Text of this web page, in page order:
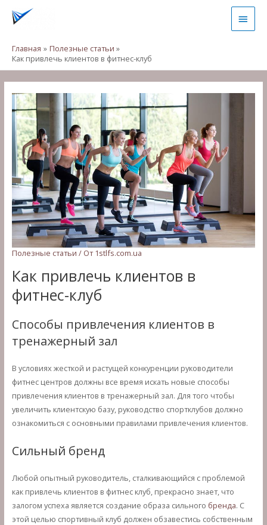
Перейти
Главная
Полезные статьи
Как привлечь клиентов в фитнес-клуб
Полезные статьи / От 1stlfs.com.ua
Как привлечь клиентов в
фитнес-клуб
Способы привлечения клиентов в
тренажерный зал
В условиях жесткой и растущей конкуренции руководители
фитнес центров должны все время искать новые способы
привлечения клиентов в тренажерный зал. Для того чтобы
увеличить клиентскую базу, руководство спортклубов должно
ознакомиться с основными правилами привлечения клиентов.
Сильный бренд
Любой опытный руководитель, сталкивающийся с проблемой
как привлечь клиентов в фитнес клуб, прекрасно знает, что
залогом успеха является создание образа сильного бренда. С
этой целью спортивный клуб должен обзавестись собственным